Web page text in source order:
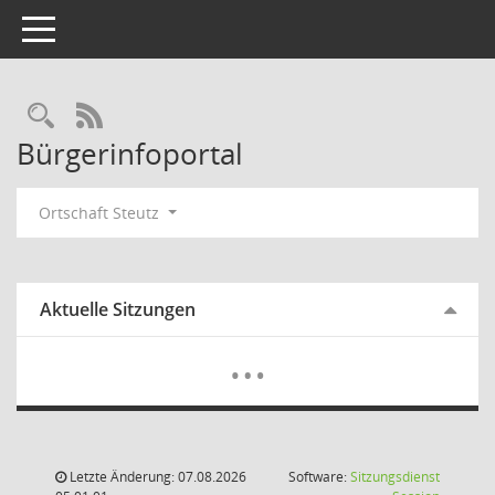
Toggle navigation
Rechercheauswahl
RSS-Feed
Bürgerinfoportal
Ortschaft Steutz
Aktuelle Sitzungen
…Mehr
Letzte Änderung: 07.08.2026
Software:Sitzungsdienst